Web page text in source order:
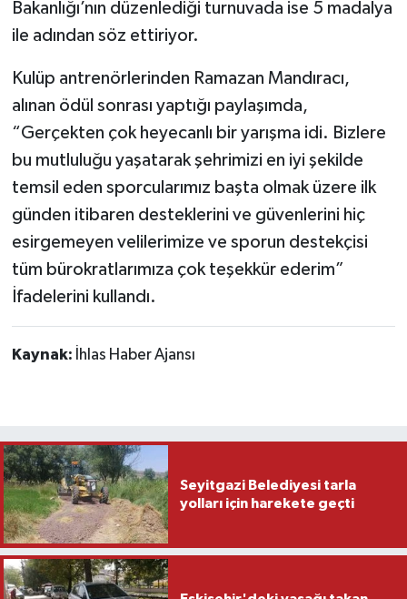
Bakanlığı’nın düzenlediği turnuvada ise 5 madalya
ile adından söz ettiriyor.
Kulüp antrenörlerinden Ramazan Mandıracı,
alınan ödül sonrası yaptığı paylaşımda,
“Gerçekten çok heyecanlı bir yarışma idi. Bizlere
bu mutluluğu yaşatarak şehrimizi en iyi şekilde
temsil eden sporcularımız başta olmak üzere ilk
günden itibaren desteklerini ve güvenlerini hiç
esirgemeyen velilerimize ve sporun destekçisi
tüm bürokratlarımıza çok teşekkür ederim”
İfadelerini kullandı.
Kaynak: İhlas Haber Ajansı
Seyitgazi Belediyesi tarla
yolları için harekete geçti